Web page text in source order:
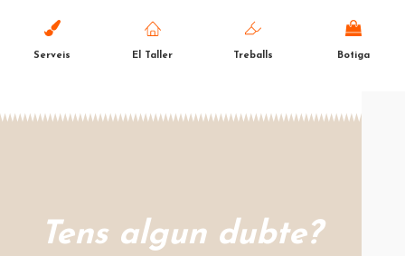
Serveis El Taller Treballs Botiga
Tens algun dubte?